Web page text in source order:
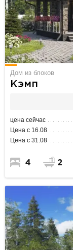
Дом из блоков
Кэмп
цена сейчас
Цена с 16.08
Цена с 31.08
4 2